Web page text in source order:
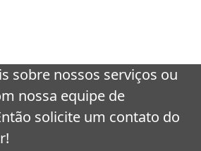
sobre nossos serviços ou
nossa equipe de
solicite um contato do